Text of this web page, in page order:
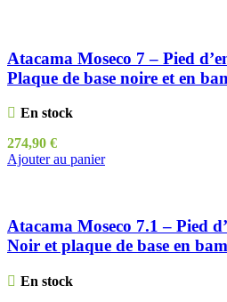
Atacama Moseco 7 – Pied
Plaque de base noire et en
En stock
274,90 €
Ajouter au panier
Atacama Moseco 7.1 – Pied
Noir et plaque de base en
En stock